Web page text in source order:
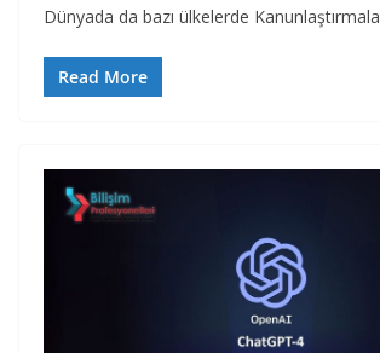
Dünyada da bazı ülkelerde
Read More